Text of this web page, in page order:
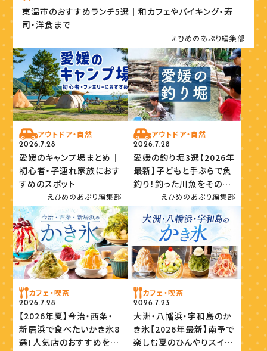
東温市のおすすめランチ5選｜和カフェやバイキング・寿
司・洋食まで
えひめのあぷり編集部
アウトドア・自然
2026.7.28
愛媛のキャンプ場まとめ｜
初心者・子連れ家族におす
すめのスポット
えひめのあぷり編集部
アウトドア・自然
2026.7.28
愛媛の釣り堀3選【2026年
最新】子どもと手ぶらで魚
釣り！釣った川魚をその場
で味わおうえひめのあぷり編集部
カフェ・喫茶
2026.7.28
【2026年夏】今治・西条・
新居浜で食べたいかき氷8
選！人気店のおすすめを紹
カフェ・喫茶
2026.7.23
大洲・八幡浜・宇和島のか
き氷【2026年最新】南予で
楽しむ夏のひんやりスイー